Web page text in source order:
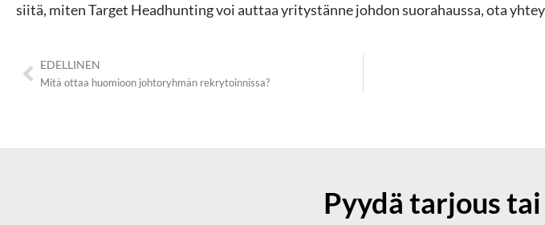
siitä, miten Target Headhunting voi auttaa yritystänne johdon suorahaussa, ota
EDELLINEN
Mitä ottaa huomioon johtoryhmän rekrytoinnissa?
Pyydä tarjous